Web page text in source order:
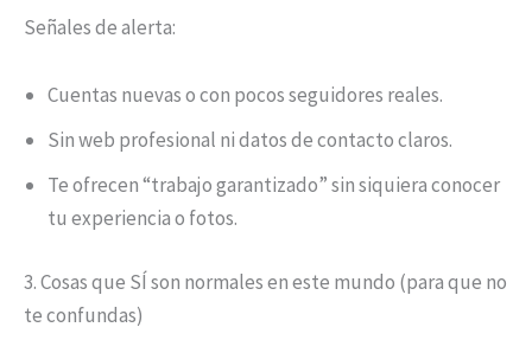
Señales de alerta:
Cuentas nuevas o con pocos seguidores reales.
Sin web profesional ni datos de contacto claros.
Te ofrecen “trabajo garantizado” sin siquiera conocer
tu experiencia o fotos.
3. Cosas que SÍ son normales en este mundo (para que no
te confundas)